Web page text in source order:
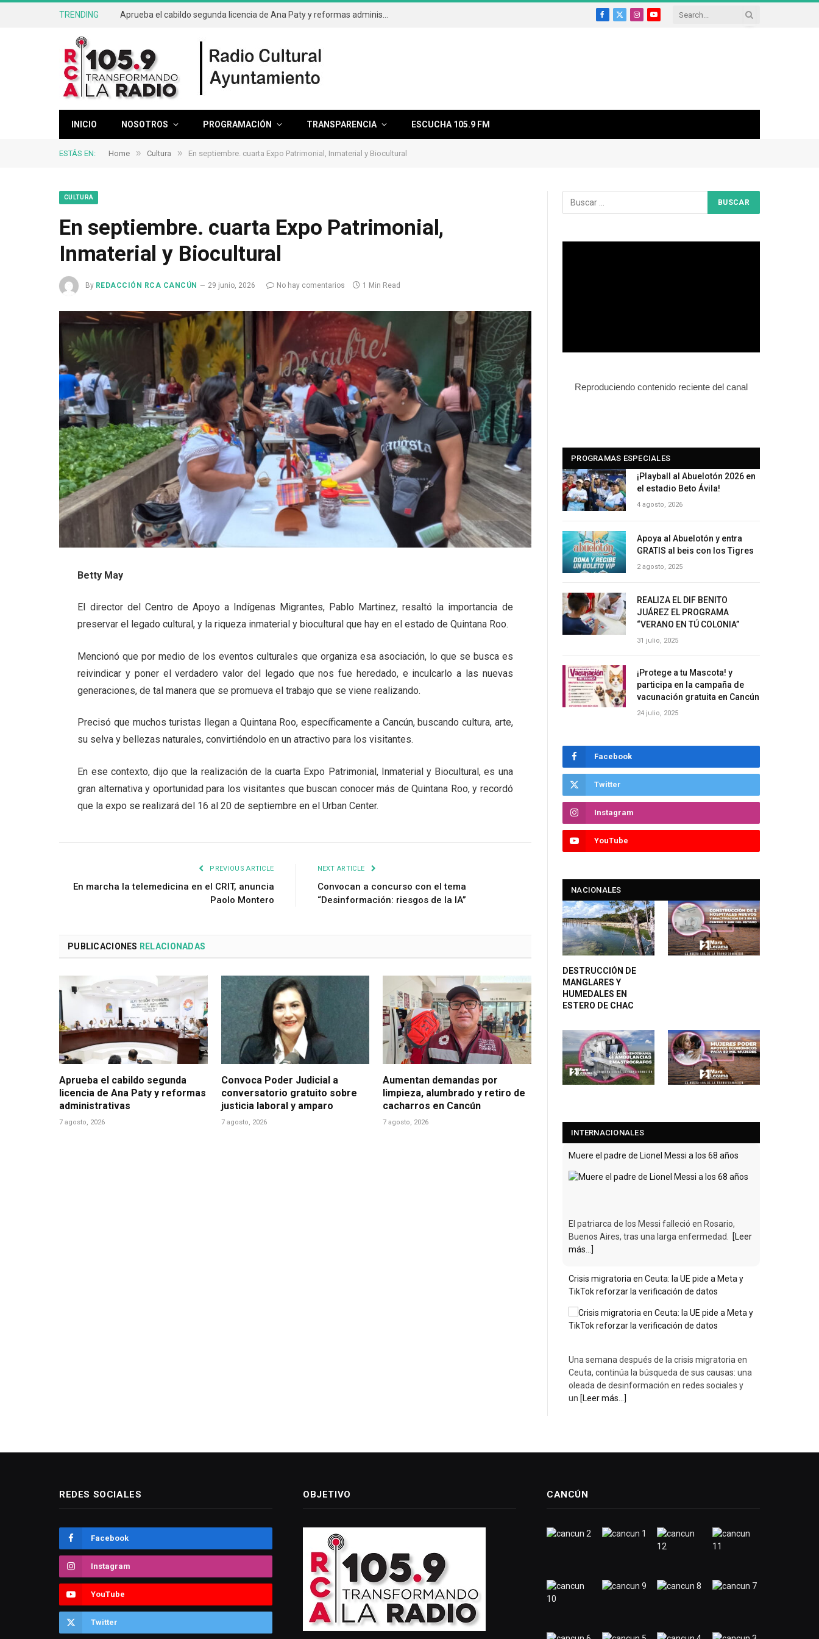
TRENDING
Facebook
X
InstagramYouTube
INICIO NOSOTROS PROGRAMACIÓN TRANSPARENCIA ESCUCHA 105.9 FM
ESTÁS EN: Home » Cultura » En septiembre. cuarta Expo Patrimonial, Inmaterial y Biocultural
CULTURA
En septiembre. cuarta Expo Patrimonial,
Inmaterial y Biocultural
By REDACCIÓN RCA CANCÚN 29 junio, 2026 No hay comentarios 1 Min Read
Betty May
El director del Centro de Apoyo a Indígenas Migrantes, Pablo Martinez, resaltó la importancia de
preservar el legado cultural, y la riqueza inmaterial y biocultural que hay en el estado de Quintana Roo.
Mencionó que por medio de los eventos culturales que organiza esa asociación, lo que se busca es
reivindicar y poner el verdadero valor del legado que nos fue heredado, e inculcarlo a las nuevas
generaciones, de tal manera que se promueva el trabajo que se viene realizando.
Precisó que muchos turistas llegan a Quintana Roo, específicamente a Cancún, buscando cultura, arte,
su selva y bellezas naturales, convirtiéndolo en un atractivo para los visitantes.
En ese contexto, dijo que la realización de la cuarta Expo Patrimonial, Inmaterial y Biocultural, es una
gran alternativa y oportunidad para los visitantes que buscan conocer más de Quintana Roo, y recordó
que la expo se realizará del 16 al 20 de septiembre en el Urban Center.
PREVIOUS ARTICLE
En marcha la telemedicina en el CRIT, anuncia
Paolo Montero
NEXT ARTICLE
Convocan a concurso con el tema
“Desinformación: riesgos de la IA”
PUBLICACIONES RELACIONADAS
Aprueba el cabildo segunda
licencia de Ana Paty y reformas
administrativas
7 agosto, 2026
Convoca Poder Judicial a
conversatorio gratuito sobre
justicia laboral y amparo
7 agosto, 2026
Aumentan demandas por
limpieza, alumbrado y retiro de
cacharros en Cancún
7 agosto, 2026
Reproduciendo contenido reciente del canal
PROGRAMAS ESPECIALES
¡Playball al Abuelotón 2026 en
el estadio Beto Ávila!
4 agosto, 2026
Apoya al Abuelotón y entra
GRATIS al beis con los Tigres
2 agosto, 2025
REALIZA EL DIF BENITO
JUÁREZ EL PROGRAMA
“VERANO EN TÚ COLONIA”
31 julio, 2025
¡Protege a tu Mascota! y
participa en la campaña de
vacunación gratuita en Cancún
24 julio, 2025
Facebook
Twitter
Instagram
YouTube
NACIONALES
DESTRUCCIÓN DE
MANGLARES Y
HUMEDALES EN
ESTERO DE CHAC
INTERNACIONALES
Muere el padre de Lionel Messi a los 68 años
El patriarca de los Messi falleció en Rosario,
Buenos Aires, tras una larga enfermedad.
[Leer
más...]
Crisis migratoria en Ceuta: la UE pide a Meta y
TikTok reforzar la verificación de datos
Una semana después de la crisis migratoria en
Ceuta, continúa la búsqueda de sus causas: una
oleada de desinformación en redes sociales y
un [Leer más...]
REDES SOCIALES
Facebook
Instagram
YouTube
Twitter
OBJETIVO CANCÚN